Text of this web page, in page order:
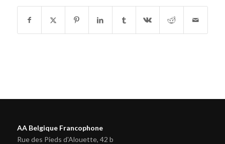
AA Belgique Francophone
Rue des Pieds d'Alouette, 42 b